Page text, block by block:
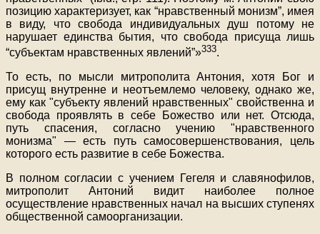
позицию характеризует, как “нравственный монизм”, имея
в виду, что свобода индивидуальных душ потому не
нарушает единства бытия, что свобода присуща лишь
“субъектам нравственных явлений”»333.
То есть, по мысли митрополита Антония, хотя Бог и
присущ внутренне и неотъемлемо человеку, однако же,
ему как "субъекту явлений нравственных" свойственна и
свобода проявлять в себе Божество или нет. Отсюда,
путь спасения, согласно учению "нравственного
монизма" — есть путь самосовершенствования, цель
которого есть развитие в себе Божества.
В полном согласии с учением Гегеля и славянофилов,
митрополит Антоний видит наиболее полное
осуществление нравственных начал на высших ступенях
общественной самоорганизации.